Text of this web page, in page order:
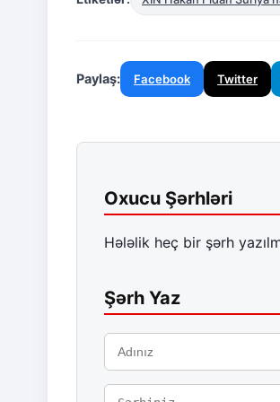
Paylaş: Facebook Twitter
Oxucu Şərhləri
Hələlik heç bir şərh
Şərh Yaz